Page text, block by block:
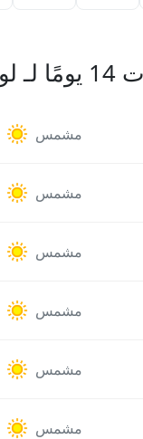
مشمس
مشمس
مشمس
مشمس
مشمس
مشمس